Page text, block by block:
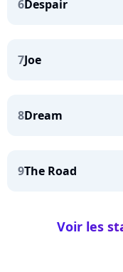
6Despair
7Joe
8Dream
9The Road
Voir les